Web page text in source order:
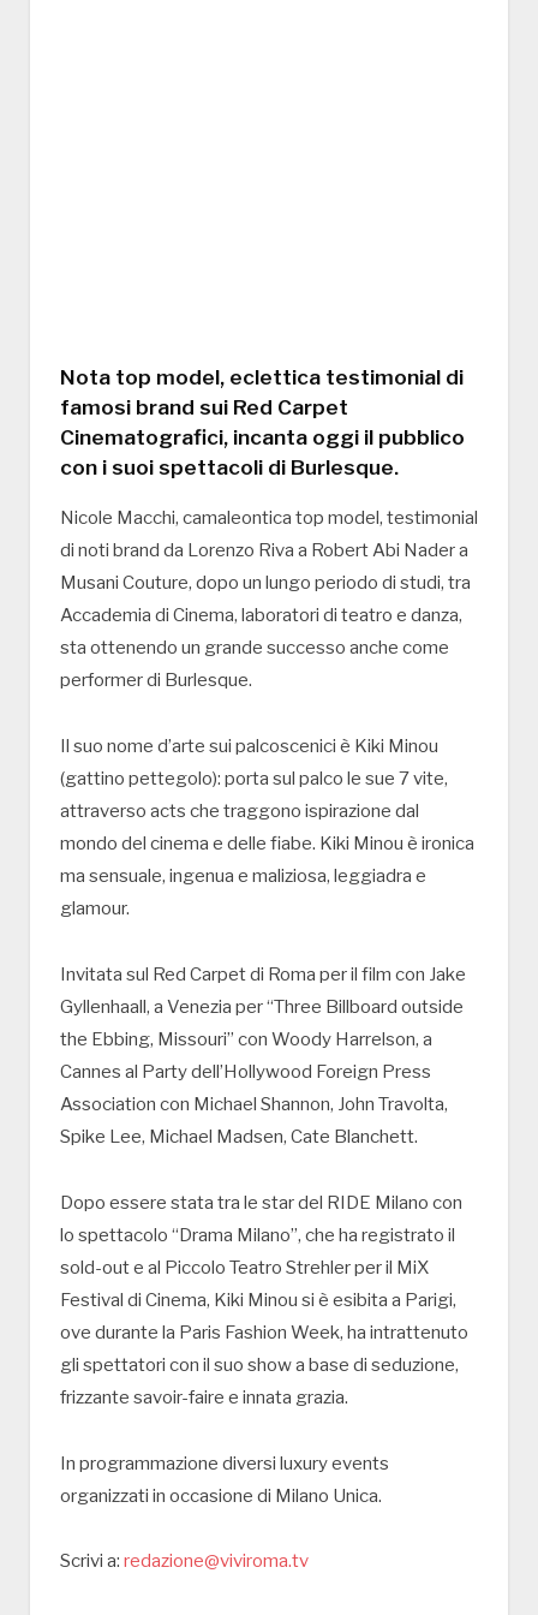
Nota top model, eclettica testimonial di
famosi brand sui Red Carpet
Cinematografici, incanta oggi il pubblico
con i suoi spettacoli di Burlesque.
Nicole Macchi, camaleontica top model, testimonial
di noti brand da Lorenzo Riva a Robert Abi Nader a
Musani Couture, dopo un lungo periodo di studi, tra
Accademia di Cinema, laboratori di teatro e danza,
sta ottenendo un grande successo anche come
performer di Burlesque.
Il suo nome d’arte sui palcoscenici è Kiki Minou
(gattino pettegolo): porta sul palco le sue 7 vite,
attraverso acts che traggono ispirazione dal
mondo del cinema e delle fiabe. Kiki Minou è ironica
ma sensuale, ingenua e maliziosa, leggiadra e
glamour.
Invitata sul Red Carpet di Roma per il film con Jake
Gyllenhaall, a Venezia per “Three Billboard outside
the Ebbing, Missouri” con Woody Harrelson, a
Cannes al Party dell’Hollywood Foreign Press
Association con Michael Shannon, John Travolta,
Spike Lee, Michael Madsen, Cate Blanchett.
Dopo essere stata tra le star del RIDE Milano con
lo spettacolo “Drama Milano”, che ha registrato il
sold-out e al Piccolo Teatro Strehler per il MiX
Festival di Cinema, Kiki Minou si è esibita a Parigi,
ove durante la Paris Fashion Week, ha intrattenuto
gli spettatori con il suo show a base di seduzione,
frizzante savoir-faire e innata grazia.
In programmazione diversi luxury events
organizzati in occasione di Milano Unica.
Scrivi a: redazione@viviroma.tv